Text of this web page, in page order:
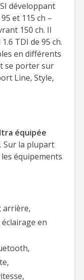
développant
et 115 ch –
150 ch. Il
1.6 TDI de 95 ch.
en différents
se porter sur
Line, Style,
équipée
Sur la plupart
équipements
arrière,
en